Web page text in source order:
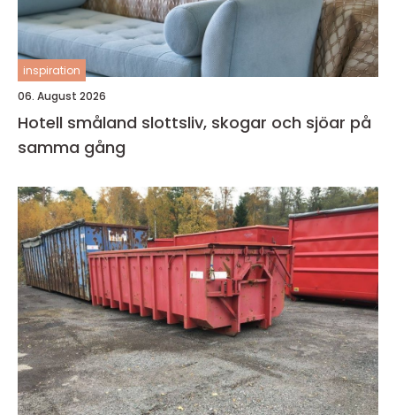
inspiration
06. August 2026
Hotell småland slottsliv, skogar och sjöar på
samma gång